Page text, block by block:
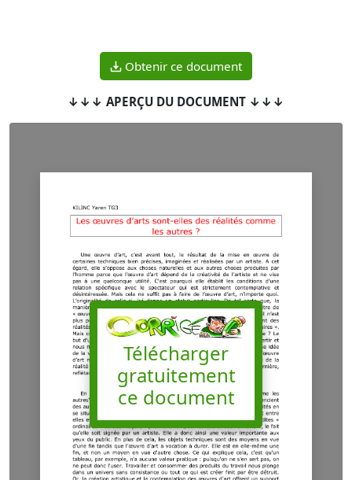
Obtenir ce document
↓↓↓ APERÇU DU DOCUMENT ↓↓↓
Télécharger
gratuitement
ce document